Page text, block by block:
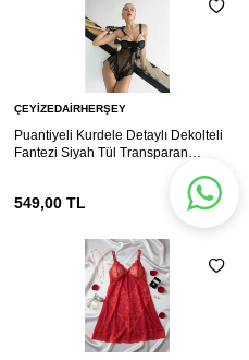
ÇEYIZEDAIRHERŞEY
Puantiyeli Kurdele Detaylı Dekolteli
Fantezi Siyah Tül Transparan
549,00 TL